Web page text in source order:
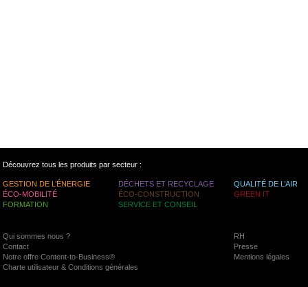
Découvrez tous les produits par secteur :
GESTION DE L’ÉNERGIE DÉCHETS ET RECYCLAGE
QUALITÉ DE L’AIR
ÉCO-MOBILITÉ
ÉCO-CONSTRUCTION
GREEN IT
FORMATION
SERVICE ET CONSEIL
Qui sommes nous ?
RH
Contact
Presse
Notre offre Content-to-Business®
Mentions légales
Charte utilisateur & Conditions générales